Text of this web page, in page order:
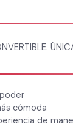
cómoda
de